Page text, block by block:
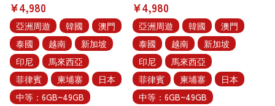
¥4,980
亞洲周遊 韓國
澳門
泰國
越南
新加坡
印尼
馬來西亞
菲律賓
柬埔寨
日本
中等：6GB~49GB
¥4,980
亞洲周遊 韓國
澳門
泰國
越南
新加坡
印尼
馬來西亞
菲律賓
柬埔寨
日本
中等：6GB~49GB